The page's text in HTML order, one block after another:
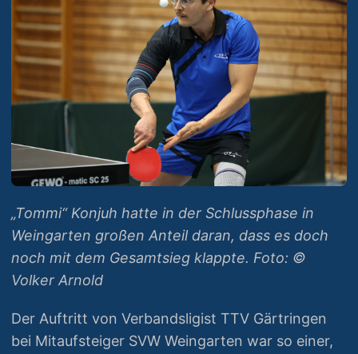
„Tommi“ Konjuh hatte in der Schlussphase in
Weingarten großen Anteil daran, dass es doch
noch mit dem Gesamtsieg klappte. Foto: ©
Volker Arnold
Der Auftritt von Verbandsligist TTV Gärtringen
bei Mitaufsteiger SVW Weingarten war so einer,